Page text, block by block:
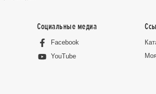
Социальные медиа
Facebook
YouTube